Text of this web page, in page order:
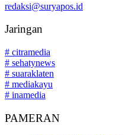
redaksi@suryapos.id
Jaringan
# citramedia
# sehatynews
# suaraklaten
# mediakayu
# inamedia
PAMERAN